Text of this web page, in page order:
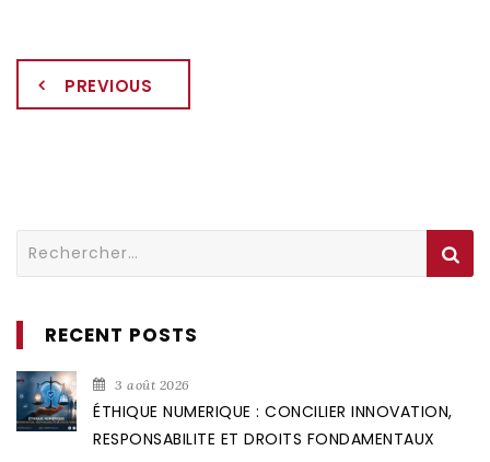
PREVIOUS
Rechercher :
RECENT POSTS
3 août 2026
ÉTHIQUE NUMERIQUE : CONCILIER INNOVATION,
RESPONSABILITE ET DROITS FONDAMENTAUX